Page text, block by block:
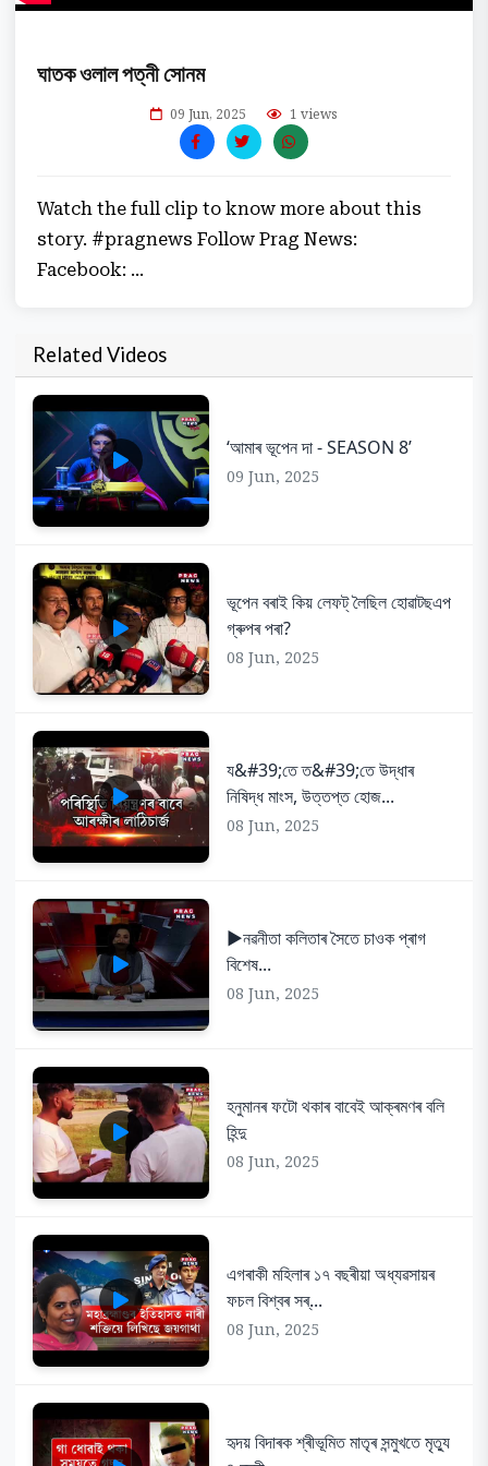
ঘাতক ওলাল পত্নী সোনম
09 Jun, 2025 1 views
Watch the full clip to know more about this
story. #pragnews Follow Prag News:
Facebook: ...
Related Videos
‘আমাৰ ভূপেন দা - SEASON 8’
09 Jun, 2025
ভূপেন বৰাই কিয় লেফট্ লৈছিল হোৱাটছএপ
গ্ৰুপৰ পৰা?
08 Jun, 2025
য&#39;তে ত&#39;তে উদ্ধাৰ
নিষিদ্ধ মাংস, উত্তপ্ত হোজ...
08 Jun, 2025
▶️নৱনীতা কলিতাৰ সৈতে চাওক প্ৰাগ
বিশেষ...
08 Jun, 2025
হনুমানৰ ফটো থকাৰ বাবেই আক্ৰমণৰ বলি
হিন্দু
08 Jun, 2025
এগৰাকী মহিলাৰ ১৭ বছৰীয়া অধ্যৱসায়ৰ
ফচল বিশ্বৰ সৰ্...
08 Jun, 2025
হৃদয় বিদাৰক শ্ৰীভূমিত মাতৃৰ সন্মুখতে মৃত্যু